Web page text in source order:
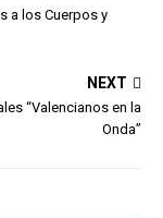
a los Cuerpos y
NEXT
“Valencianos en la
Onda”